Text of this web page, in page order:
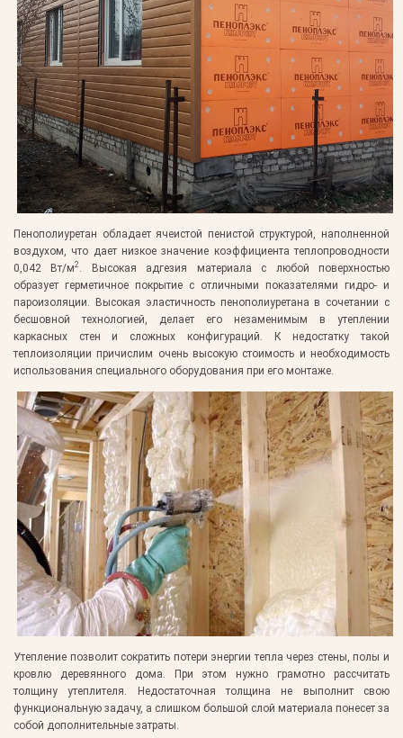
Пенополиуретан обладает ячеистой пенистой структурой, наполненной
воздухом, что дает низкое значение коэффициента теплопроводности
0,042 Вт/м2
. Высокая адгезия материала с любой поверхностью
образует герметичное покрытие с отличными показателями гидро- и
пароизоляции. Высокая эластичность пенополиуретана в сочетании с
бесшовной технологией, делает его незаменимым в утеплении
каркасных стен и сложных конфигураций. К недостатку такой
теплоизоляции причислим очень высокую стоимость и необходимость
использования специального оборудования при его монтаже.
Утепление позволит сократить потери энергии тепла через стены, полы и
кровлю деревянного дома. При этом нужно грамотно рассчитать
толщину утеплителя. Недостаточная толщина не выполнит свою
функциональную задачу, а слишком большой слой материала понесет за
собой дополнительные затраты.